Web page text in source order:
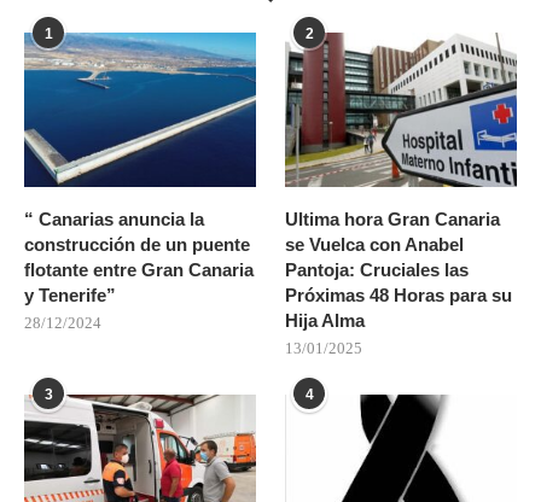
1
“ Canarias anuncia la
construcción de un puente
flotante entre Gran Canaria
y Tenerife”
28/12/2024
2
Ultima hora Gran Canaria
se Vuelca con Anabel
Pantoja: Cruciales las
Próximas 48 Horas para su
Hija Alma
13/01/2025
3 4